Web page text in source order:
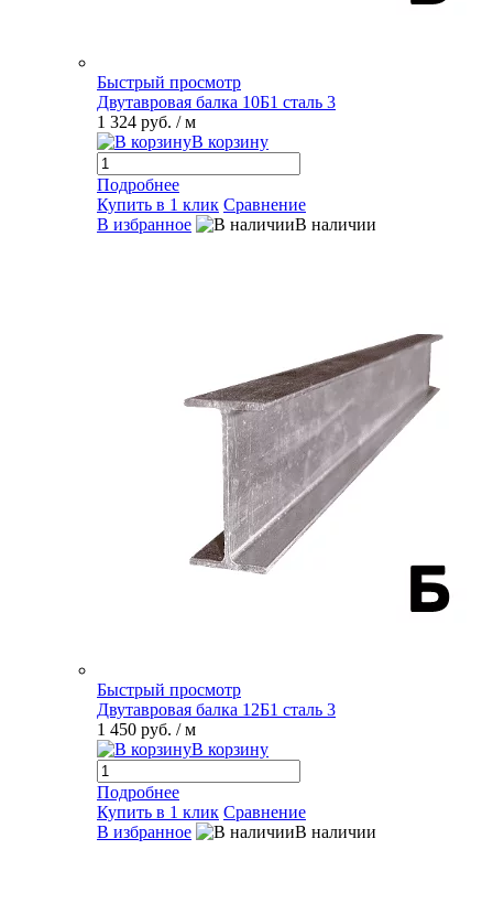
Быстрый просмотр
Двутавровая балка 10Б1 сталь 3
1 324 руб. / м
В корзину
Подробнее
Купить в 1 клик Сравнение
В избранное
В наличии
Быстрый просмотр
Двутавровая балка 12Б1 сталь 3
1 450 руб. / м
В корзину
Подробнее
Купить в 1 клик Сравнение
В избранное
В наличии